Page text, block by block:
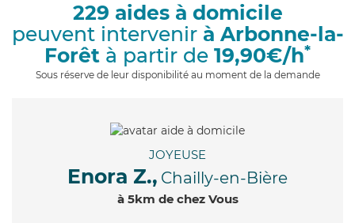
i
229 aides à domicile
peuvent intervenir à Arbonne-la-
Forêt à partir de 19,90€/h*
Sous réserve de leur disponibilité au moment de la demande
JOYEUSE
Enora Z., Chailly-en-Bière
à 5km de chez Vous